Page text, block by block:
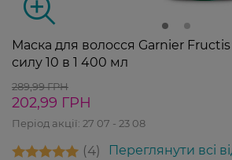
Маска для волосся Garnier Fructis
силу 10 в 1 400 мл
289,99 ГРН
202,99 ГРН
Період акції: 27 07 - 23 08
4 Переглянути всі